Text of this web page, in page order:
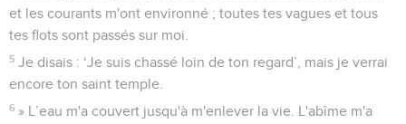
et les courants m'ont environné ; toutes tes vagues et tous
tes flots sont passés sur moi.
5 Je disais : ‘Je suis chassé loin de ton regard’, mais je verrai
encore ton saint temple.
6 » L’eau m'a couvert jusqu'à m'enlever la vie. L'abîme m'a